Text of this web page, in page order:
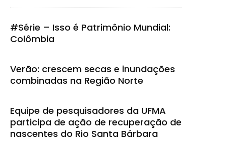
#Série – Isso é Patrimônio Mundial:
Colômbia
Verão: crescem secas e inundações
combinadas na Região Norte
Equipe de pesquisadores da UFMA
participa de ação de recuperação de
nascentes do Rio Santa Bárbara